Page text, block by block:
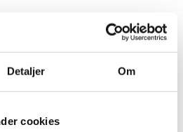
Detaljer Om
cookies
for å se igjennom galleriet over.
får man et ekstra baderom i 1. etasje,